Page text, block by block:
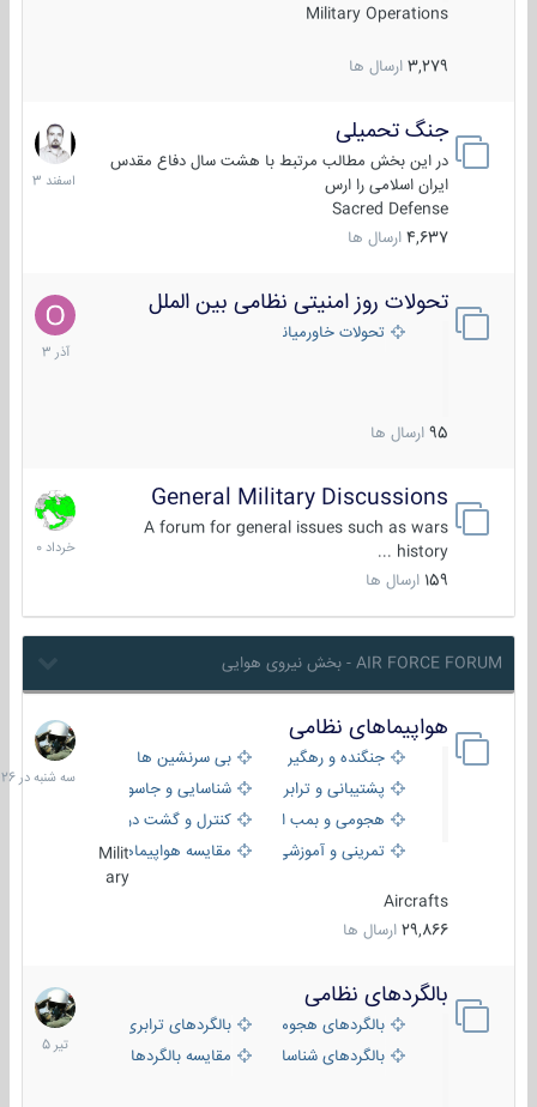
Military Operations
3,279 ارسال ها
جنگ تحمیلی
در این بخش مطالب مرتبط با هشت سال دفاع مقدس
ایران اسلامی را ارس
Sacred Defense
4,637 ارسال ها
20
اسفند
1403
تحولات روز امنیتی نظامی بین الملل
تحولات خاورمیانه
95 ارسال ها
21
آذر
1403
General Military Discussions
A forum for general issues such as wars
history ...
159 ارسال ها
10
خرداد
1400
AIR FORCE FORUM - بخش نیروی هوایی
هواپیماهای نظامی
جنگنده و رهگیر
بی سرنشین ها
پشتیبانی و ترابری
شناسایی و جاسوسی
هجومی و بمب افکن
کنترل و گشت دریایی
تمرینی و آموزشی
مقایسه هواپیماهاMilit
ary
Aircrafts
29,866 ارسال ها
سه
شنبه
در
بالگردهای نظامی
بالگردهای هجومی
بالگردهای ترابری
بالگردهای شناسایی
مقایسه بالگردها
22
تیر
1405